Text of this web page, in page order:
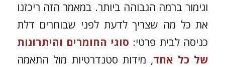
וגימור ברמה הגבוהה ביותר. במאמר הזה ריכזנו
את כל מה שצריך לדעת לפני שבוחרים דלת
כניסה לבית פרטי: סוגי החומרים והיתרונות
של כל אחד, מידות סטנדרטיות מול התאמה